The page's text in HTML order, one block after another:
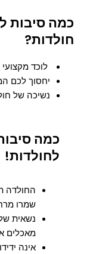
כמה סיבות
חולדות?
לוכד
יחסוך לכם
נשיכה של
כמה
לחולדות!
החולדה
שמרו
נשאית
מאכלים
אינה